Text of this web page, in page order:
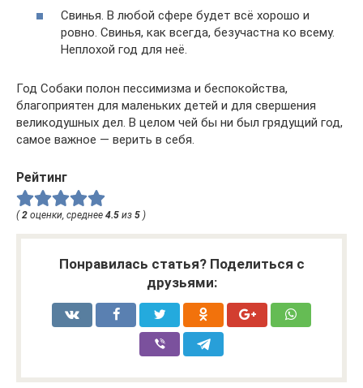
Свинья. В любой сфере будет всё хорошо и
ровно. Свинья, как всегда, безучастна ко всему.
Неплохой год для неё.
Год Собаки полон пессимизма и беспокойства,
благоприятен для маленьких детей и для свершения
великодушных дел. В целом чей бы ни был грядущий год,
самое важное — верить в себя.
Рейтинг
( 2 оценки, среднее 4.5 из 5 )
Понравилась статья? Поделиться с
друзьями: